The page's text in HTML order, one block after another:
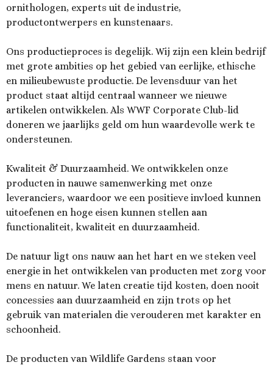
ornithologen, experts uit de industrie,
productontwerpers en kunstenaars.
Ons productieproces is degelijk. Wij zijn een klein bedrijf
met grote ambities op het gebied van eerlijke, ethische
en milieubewuste productie. De levensduur van het
product staat altijd centraal wanneer we nieuwe
artikelen ontwikkelen. Als WWF Corporate Club-lid
doneren we jaarlijks geld om hun waardevolle werk te
ondersteunen.
Kwaliteit & Duurzaamheid. We ontwikkelen onze
producten in nauwe samenwerking met onze
leveranciers, waardoor we een positieve invloed kunnen
uitoefenen en hoge eisen kunnen stellen aan
functionaliteit, kwaliteit en duurzaamheid.
De natuur ligt ons nauw aan het hart en we steken veel
energie in het ontwikkelen van producten met zorg voor
mens en natuur. We laten creatie tijd kosten, doen nooit
concessies aan duurzaamheid en zijn trots op het
gebruik van materialen die verouderen met karakter en
schoonheid.
De producten van Wildlife Gardens staan voor